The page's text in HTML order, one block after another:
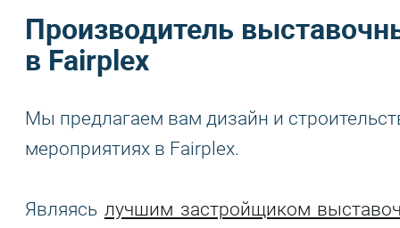
Производитель
в Fairplex
Мы предлагаем вам дизайн и
мероприятиях в Fairplex.
Являясь лучшим застройщиком